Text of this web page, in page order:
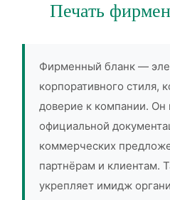
Печать
Фирменный бланк —
корпоративного стиля,
доверие к компании. Он
официальной
коммерческих
партнёрам и клиентам.
укрепляет имидж